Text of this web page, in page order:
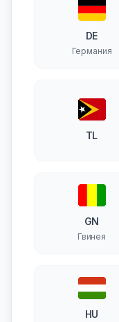
DE
Германия
TL
GN
Гвинея
HU